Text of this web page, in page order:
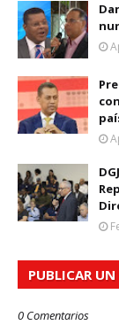
PUBLICAR
0 Comentarios